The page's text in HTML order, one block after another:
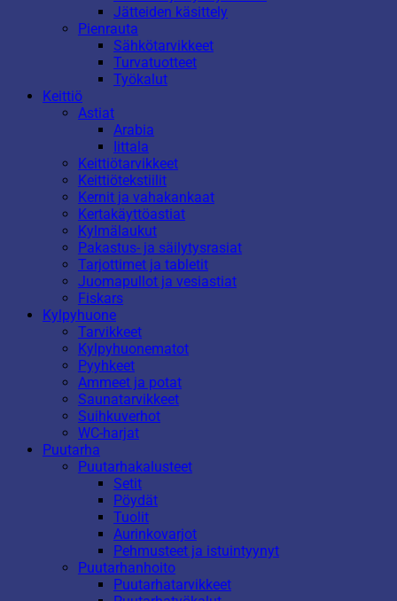
Jätteiden käsittely
Pienrauta
Sähkötarvikkeet
Turvatuotteet
Työkalut
Keittiö
Astiat
Arabia
Iittala
Keittiötarvikkeet
Keittiötekstiilit
Kernit ja vahakankaat
Kertakäyttöastiat
Kylmälaukut
Pakastus- ja säilytysrasiat
Tarjottimet ja tabletit
Juomapullot ja vesiastiat
Fiskars
Kylpyhuone
Tarvikkeet
Kylpyhuonematot
Pyyhkeet
Ammeet ja potat
Saunatarvikkeet
Suihkuverhot
WC-harjat
Puutarha
Puutarhakalusteet
Setit
Pöydät
Tuolit
Aurinkovarjot
Pehmusteet ja istuintyynyt
Puutarhanhoito
Puutarhatarvikkeet